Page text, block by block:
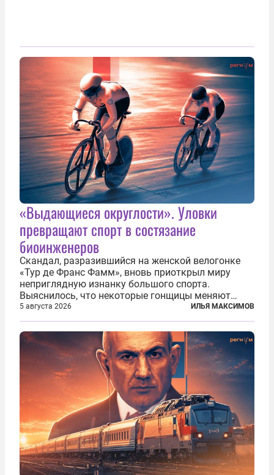
«Выдающиеся округлости». Уловки
превращают спорт в состязание
биоинженеров
Скандал, разразившийся на женской велогонке
«Тур де Франс Фамм», вновь приоткрыл миру
неприглядную изнанку большого спорта.
Выяснилось, что некоторые гонщицы меняют
размер груди ради улучшения аэродинамики. За
фасадом труда, мастерства, упорства и
благородства, которые мы привыкли
ассоциировать с...
5 августа 2026 ИЛЬЯ МАКСИМОВ